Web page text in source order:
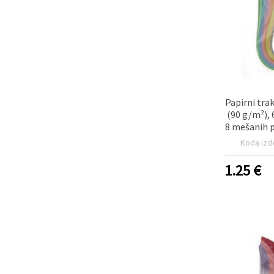
Papirni
(90 g/m²),
8 mešanih
paket
Koda
1.25€